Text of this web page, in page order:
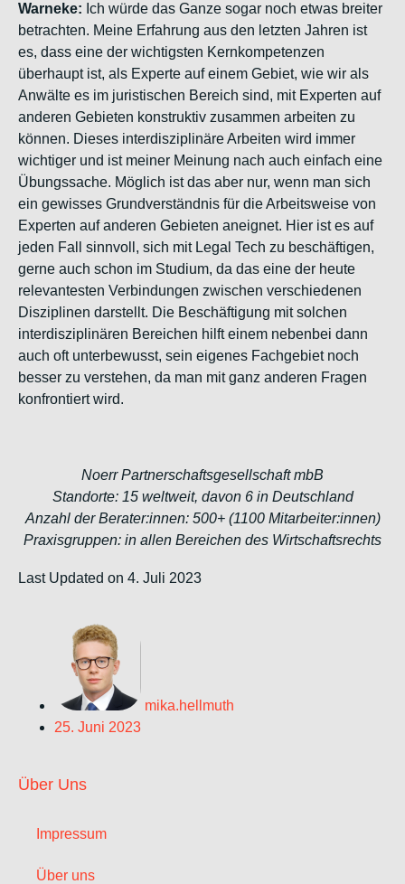
Warneke: Ich würde das Ganze sogar noch etwas breiter
betrachten. Meine Erfahrung aus den letzten Jahren ist
es, dass eine der wichtigsten Kernkompetenzen
überhaupt ist, als Experte auf einem Gebiet, wie wir als
Anwälte es im juristischen Bereich sind, mit Experten auf
anderen Gebieten konstruktiv zusammen arbeiten zu
können. Dieses interdisziplinäre Arbeiten wird immer
wichtiger und ist meiner Meinung nach auch einfach eine
Übungssache. Möglich ist das aber nur, wenn man sich
ein gewisses Grundverständnis für die Arbeitsweise von
Experten auf anderen Gebieten aneignet. Hier ist es auf
jeden Fall sinnvoll, sich mit Legal Tech zu beschäftigen,
gerne auch schon im Studium, da das eine der heute
relevantesten Verbindungen zwischen verschiedenen
Disziplinen darstellt. Die Beschäftigung mit solchen
interdisziplinären Bereichen hilft einem nebenbei dann
auch oft unterbewusst, sein eigenes Fachgebiet noch
besser zu verstehen, da man mit ganz anderen Fragen
konfrontiert wird.
Noerr Partnerschaftsgesellschaft mbB
Standorte: 15 weltweit, davon 6 in Deutschland
Anzahl der Berater:innen: 500+ (1100 Mitarbeiter:innen)
Praxisgruppen: in allen Bereichen des Wirtschaftsrechts
Last Updated on 4. Juli 2023
mika.hellmuth
25. Juni 2023
Über Uns
Impressum
Über uns